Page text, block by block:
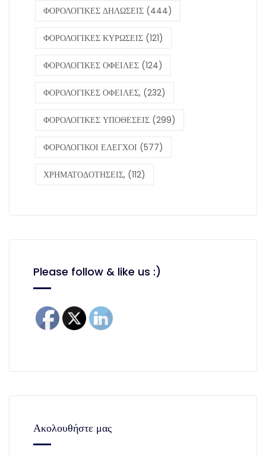
ΦΟΡΟΛΟΓΙΚΕΣ ΔΗΛΩΣΕΙΣ (444)
ΦΟΡΟΛΟΓΙΚΕΣ ΚΥΡΩΣΕΙΣ (121)
ΦΟΡΟΛΟΓΙΚΕΣ ΟΦΕΙΛΕΣ (124)
ΦΟΡΟΛΟΓΙΚΕΣ ΟΦΕΙΛΕΣ, (232)
ΦΟΡΟΛΟΓΙΚΕΣ ΥΠΟΘΕΣΕΙΣ (299)
ΦΟΡΟΛΟΓΙΚΟΙ ΕΛΕΓΧΟΙ (577)
ΧΡΗΜΑΤΟΔΟΤΗΣΕΙΣ, (112)
Please follow & like us :)
Ακολουθήστε μας